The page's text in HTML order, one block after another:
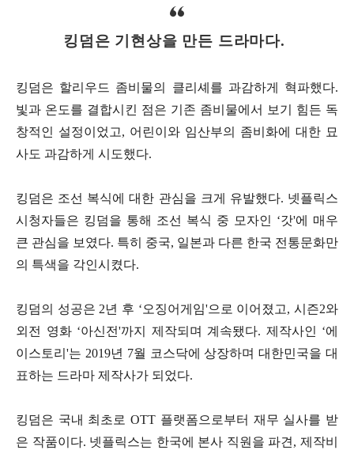
킹덤은 기현상을 만든 드라마다.
킹덤은 할리우드 좀비물의 클리셰를 과감하게 혁파했다.
빛과 온도를 결합시킨 점은 기존 좀비물에서 보기 힘든 독
창적인 설정이었고, 어린이와 임산부의 좀비화에 대한 묘
사도 과감하게 시도했다.
킹덤은 조선 복식에 대한 관심을 크게 유발했다. 넷플릭스
시청자들은 킹덤을 통해 조선 복식 중 모자인 ‘갓'에 매우
큰 관심을 보였다. 특히 중국, 일본과 다른 한국 전통문화만
의 특색을 각인시켰다.
킹덤의 성공은 2년 후 ‘오징어게임'으로 이어졌고, 시즌2와
외전 영화 ‘아신전'까지 제작되며 계속됐다. 제작사인 ‘에
이스토리'는 2019년 7월 코스닥에 상장하며 대한민국을 대
표하는 드라마 제작사가 되었다.
킹덤은 국내 최초로 OTT 플랫폼으로부터 재무 실사를 받
은 작품이다. 넷플릭스는 한국에 본사 직원을 파견, 제작비